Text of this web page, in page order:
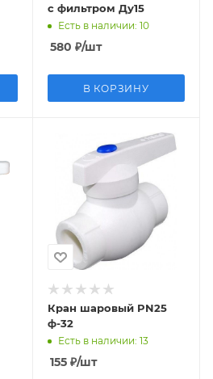
с фильтром Ду15
Есть в наличии: 10
580 ₽/шт
В КОРЗИНУ
Кран шаровый PN25
ф-32
Есть в наличии: 13
155₽/шт